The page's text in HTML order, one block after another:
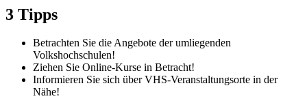
3 Tipps
Betrachten Sie die Angebote der umliegenden
Volkshochschulen!
Ziehen Sie Online-Kurse in Betracht!
Informieren Sie sich über VHS-Veranstaltungsorte in der
Nähe!